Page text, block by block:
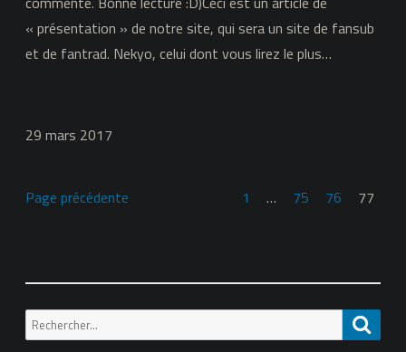
« présentation » de notre site, qui sera un site de fansub
et de fantrad. Nekyo, celui dont vous lirez le plus…
29 mars 2017
Page précédente 1 … 75 76 77
Recherche
pour: